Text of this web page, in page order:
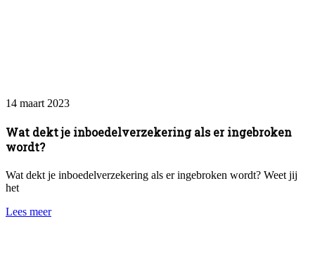
14 maart 2023
Wat dekt je inboedelverzekering als er ingebroken
wordt?
Wat dekt je inboedelverzekering als er ingebroken wordt? Weet jij
het
Lees meer